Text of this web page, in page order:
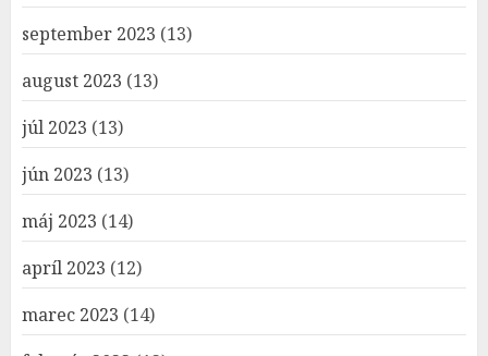
september 2023 (13)
august 2023 (13)
júl 2023 (13)
jún 2023 (13)
máj 2023 (14)
apríl 2023 (12)
marec 2023 (14)